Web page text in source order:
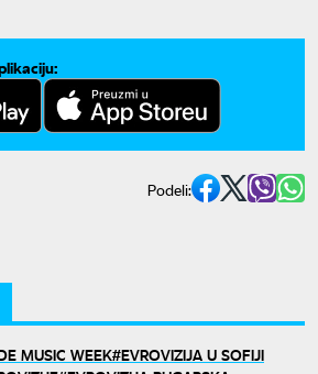
Podeli:
MUSIC WEEK EVROVIZIJA U SOFIJI